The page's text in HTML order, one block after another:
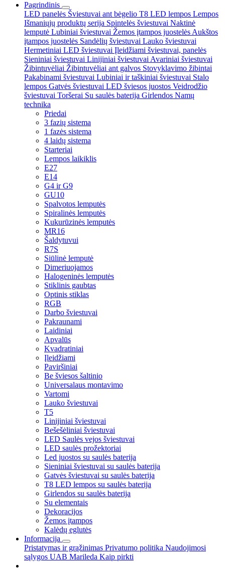
Pagrindinis
LED panelės Šviestuvai ant bėgelio T8 LED lempos Lempos
Išmaniųjų produktų serija Spintelės šviestuvai Naktinė
lemputė Lubiniai šviestuvai Žemos įtampos juostelės Aukštos
įtampos juostelės Sandėlių šviestuvai Lauko šviestuvai
Hermetiniai LED šviestuvai Įleidžiami šviestuvai, panelės
Sieniniai šviestuvai Linijiniai šviestuvai Avariniai šviestuvai
Žibintuvėliai Žibintuvėliai ant galvos Stovyklavimo žibintai
Pakabinami šviestuvai Lubiniai ir taškiniai šviestuvai Stalo
lempos Gatvės šviestuvai LED šviesos juostos Veidrodžio
šviestuvai Toršerai Su saulės baterija Girlendos Namų
technika
Priedai
3 fazių sistema
1 fazės sistema
4 laidų sistema
Starteriai
Lempos laikiklis
E27
E14
G4 ir G9
GU10
Spalvotos lemputės
Spiralinės lemputės
Kukurūzinės lemputės
MR16
Šaldytuvui
R7S
Siūlinė lemputė
Dimeriuojamos
Halogeninės lemputės
Stiklinis gaubtas
Optinis stiklas
RGB
Darbo šviestuvai
Pakraunami
Laidiniai
Apvalūs
Kvadratiniai
Įleidžiami
Paviršiniai
Be šviesos šaltinio
Universalaus montavimo
Vartomi
Lauko šviestuvai
T5
Linijiniai šviestuvai
Bešešėliniai šviestuvai
LED Saulės vejos šviestuvai
LED saulės prožektoriai
Led juostos su saulės baterija
Sieniniai šviestuvai su saulės baterija
Gatvės šviestuvai su saulės baterija
T8 LED lempos su saulės baterija
Girlendos su saulės baterija
Su elementais
Dekoracijos
Žemos įtampos
Kalėdų eglutės
Informacija
Pristatymas ir grąžinimas Privatumo politika Naudojimosi
sąlygos UAB Marileda Kaip pirkti